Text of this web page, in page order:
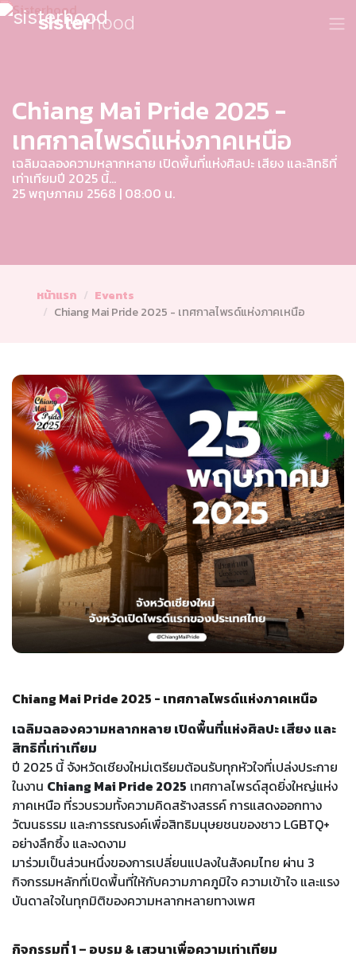
sisterhood
Chiang Mai Pride 2025 -
เทศกาลไพรด์แห่งภาคเหนือ
เฉลิมฉลองความหลากหลาย เปิดพื้นที่แห่งศิลปะ เสียง และสิทธิที่
เท่าเทียมปี 2025 นี้...
25 พฤษภาคม 2568 | 08:00 น.
หน้าแรก
Events
Chiang Mai Pride 2025 - เทศกาลไพรด์แห่งภาคเหนือ
Chiang Mai Pride 2025 - เทศกาลไพรด์แห่งภาคเหนือ
เฉลิมฉลองความหลากหลาย เปิดพื้นที่แห่งศิลปะ เสียง และ
สิทธิที่เท่าเทียม
ปี 2025 นี้ จังหวัดเชียงใหม่เตรียมต้อนรับทุกหัวใจที่เปล่งประกาย
ในงาน Chiang Mai Pride 2025 เทศกาลไพรด์สุดยิ่งใหญ่แห่ง
ภาคเหนือ ที่รวบรวมทั้งความคิดสร้างสรรค์ การแสดงออกทาง
วัฒนธรรม และการรณรงค์เพื่อสิทธิมนุษยชนของชาว LGBTQ+
อย่างลึกซึ้ง และงดงาม
มาร่วมเป็นส่วนหนึ่งของการเปลี่ยนแปลงในสังคมไทย ผ่าน 3
กิจกรรมหลักที่เปิดพื้นที่ให้กับความภาคภูมิใจ ความเข้าใจ และแรง
บันดาลใจในทุกมิติของความหลากหลายทางเพศ
กิจกรรมที่ 1 – อบรม & เสวนาเพื่อความเท่าเทียม